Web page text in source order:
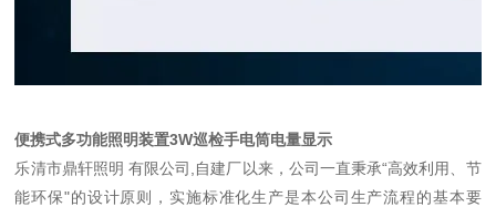
便携式多功能照明装置3W巡检手电筒电量显示
乐清市鼎轩照明 有限公司,自建厂以来，公司一直秉承“高效利用、节
能环保"的设计原则，实施标准化生产是本公司生产流程的基本要